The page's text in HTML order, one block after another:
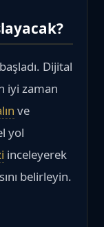
Dijital
iyi zaman
ve
yol
inceleyerek
belirleyin.